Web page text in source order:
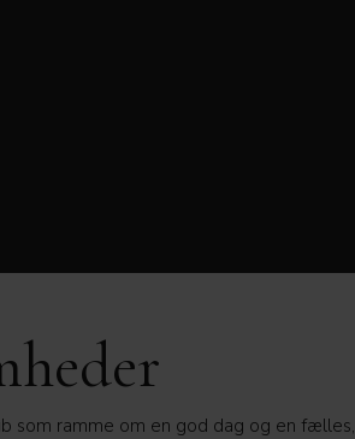
som ramme om en god dag og en fælles,